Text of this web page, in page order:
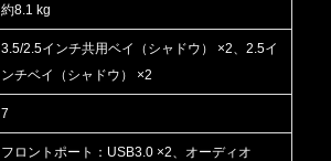
約8.1 kg
3.5/2.5インチ共用ベイ（シャドウ） ×2、2.5イ
ンチベイ（シャドウ） ×2
7
フロントポート：USB3.0 ×2、オーディオ